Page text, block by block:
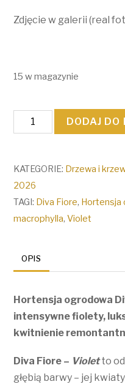
Zdjęcie w galerii (real
15 w magazynie
ilość
Hortensja
'Diva
Fiore'
-
Violet
Fiore'
-
Violet
DODAJ
KATEGORIE: Drzewa i
2026
TAGI: Diva Fiore, Hortensja
macrophylla,Violet
OPIS
Hortensja ogrodowa
intensywne fiolety,
kwitnienie
Diva Fiore – Violetto
głębią barwy – jej